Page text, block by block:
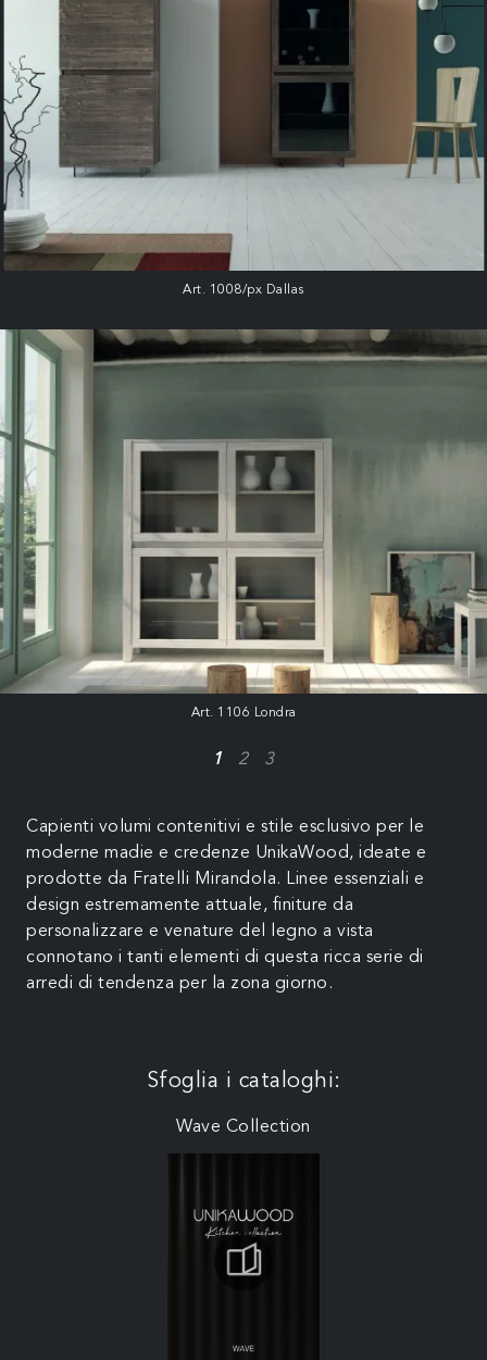
Art. 1008/px Dallas
Art. 1106 Londra
1 2 3
Capienti volumi contenitivi e stile esclusivo per le
moderne madie e credenze UnikaWood, ideate e
prodotte da Fratelli Mirandola. Linee essenziali e
design estremamente attuale, finiture da
personalizzare e venature del legno a vista
connotano i tanti elementi di questa ricca serie di
arredi di tendenza per la zona giorno.
Sfoglia i cataloghi:
Wave Collection